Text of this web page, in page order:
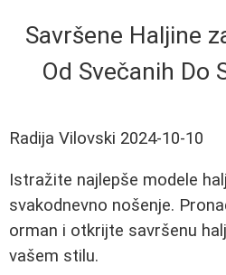
Savršene Haljine
Od Svečanih Do
Radija Vilovski 2024-10-10
Istražite najlepše modele
svakodnevno nošenje.
orman i otkrijte savršenu
vašem stilu.